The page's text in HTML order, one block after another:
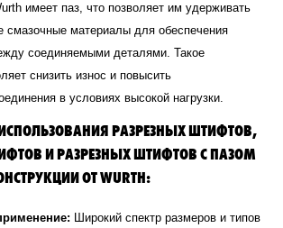
имеет паз, что позволяет им удерживать
смазочные материалы для обеспечения
соединяемыми деталями. Такое
снизить износ и повысить
в условиях высокой нагрузки.
РАЗРЕЗНЫХ ШТИФТОВ,
И РАЗРЕЗНЫХ ШТИФТОВ С ПАЗОМ
ОТ WURTH:
Широкий спектр размеров и типов